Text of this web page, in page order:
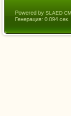
Powered by SLAED
Генерация: 0.094